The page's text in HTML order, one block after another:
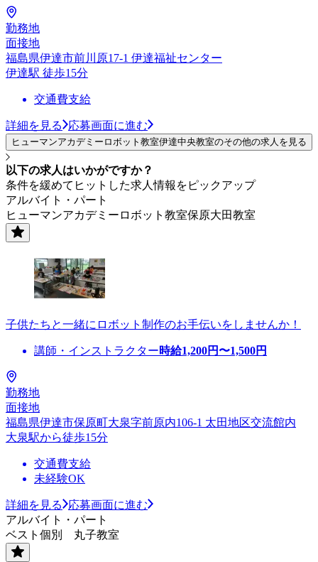
勤務地
面接地
福島県伊達市前川原17-1 伊達福祉センター
伊達駅 徒歩15分
交通費支給
詳細を見る 応募画面に進む
ヒューマンアカデミーロボット教室伊達中央教室のその他の求人を見る
以下の求人はいかがですか？
条件を緩めてヒットした求人情報をピックアップ
アルバイト・パート
ヒューマンアカデミーロボット教室保原大田教室
子供たちと一緒にロボット制作のお手伝いをしませんか！
講師・インストラクター時給1,200円〜1,500円
勤務地
面接地
福島県伊達市保原町大泉字前原内106-1 太田地区交流館内
大泉駅から徒歩15分
交通費支給
未経験OK
詳細を見る
応募画面に進む
アルバイト・パート
ベスト個別 丸子教室